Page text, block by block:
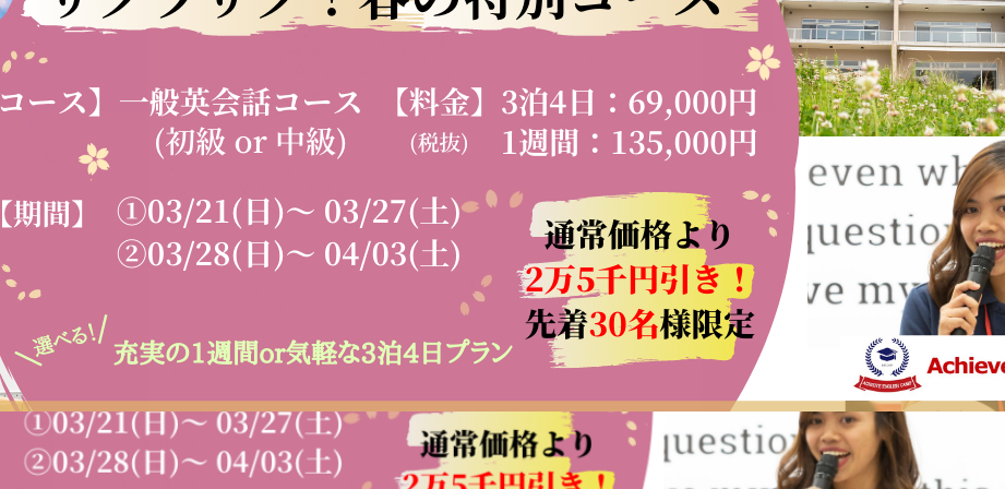
施設紹介 料金プラン スケジュール アクセス 体験レポート よくある質問